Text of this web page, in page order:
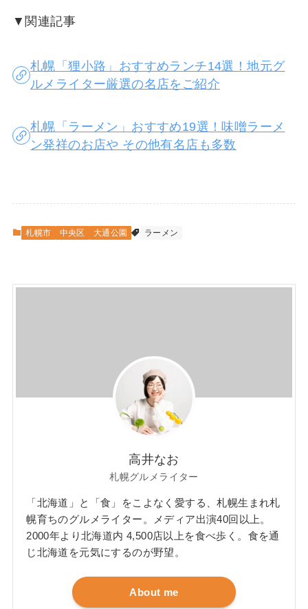
▼関連記事
札幌「狸小路」おすすめランチ14選！地元グ
ルメライター厳選の名店をご紹介
札幌「ラーメン」おすすめ19選！味噌ラーメ
ン発祥のお店や その他有名店も多数
札幌市 中央区 大通公園 ラーメン
高井なお
札幌グルメライター
「北海道」と「食」をこよなく愛する、札幌生まれ札
幌育ちのグルメライター。メディア出演40回以上。
2000年より北海道内 4,500店以上を食べ歩く。食を通
じ北海道を元気にするのが野望。
About me